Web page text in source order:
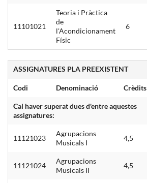
11101021
Teoria i Pràctica
de
l'Acondicionament
Físic
6
ASSIGNATURES PLA PREEXISTENT
Codi Denominació Crèdits
Cal haver superat dues d'entre aquestes
assignatures:
11121023
Agrupacions
Musicals I
4,5
11121024
Agrupacions
Musicals II
4,5